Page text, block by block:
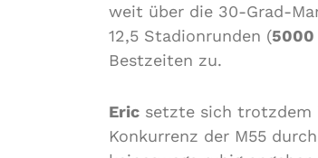
weit über die 30-Grad-
12,5 Stadionrunden (5000
Bestzeiten zu.
Eric setzte sich trotzdem
Konkurrenz der M55